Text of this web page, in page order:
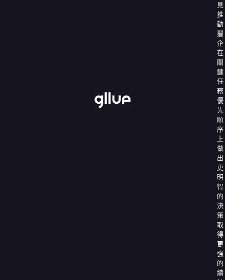
推
動
獵
企
在
關
鍵
任
務
優
先
順
序
上
做
出
更
明
智
的
決
策
取
得
更
強
的
績